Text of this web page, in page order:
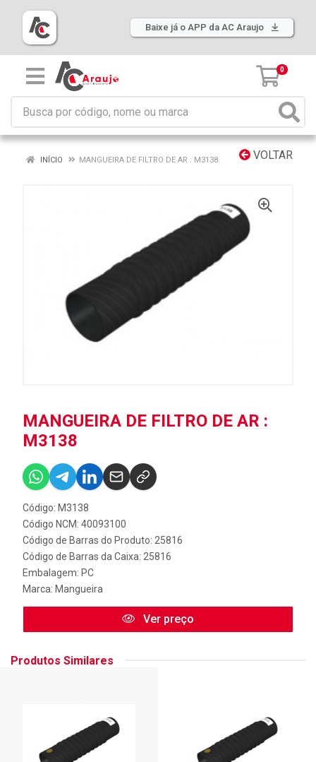
Baixe já o APP da AC Araujo
0
VOLTAR
INÍCIO MANGUEIRA DE FILTRO DE AR : M3138
MANGUEIRA DE FILTRO DE AR :
M3138
Código: M3138
Código NCM: 40093100
Código de Barras do Produto: 25816
Código de Barras da Caixa: 25816
Embalagem: PC
Marca: Mangueira
Ver preço
Produtos Similares